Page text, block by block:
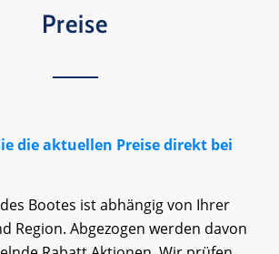
Preise
die aktuellen Preise direkt bei
Bootes ist abhängig von Ihrer
Region. Abgezogen werden davon